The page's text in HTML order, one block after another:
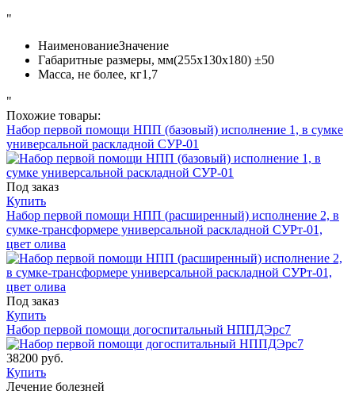
"
НаименованиеЗначение
Габаритные размеры, мм(255х130х180) ±50
Масса, не более, кг1,7
"
Похожие товары:
Набор первой помощи НПП (базовый) исполнение 1, в сумке
универсальной раскладной СУР-01
Под заказ
Купить
Набор первой помощи НПП (расширенный) исполнение 2, в
сумке-трансформере универсальной раскладной СУРт-01,
цвет олива
Под заказ
Купить
Набор первой помощи догоспитальный НППДЭрс7
38200 руб.
Купить
Лечение болезней